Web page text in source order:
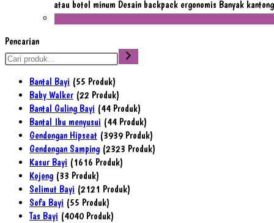
atau botol minum Desain backpack ergonomis Banyak
Pencarian
Bantal Bayi 55 Produk
Baby Walker 22 Produk
Bantal Guling Bayi
44 Produk
Bantal Ibu menyusui
44 Produk
Gendongan Hipseat 3939 Produk
Gendongan Samping 2323 Produk
Kasur Bayi
1616 Produk
Kojong 33 Produk
Selimut Bayi 2121 Produk
Sofa Bayi
55 Produk
Tas Bayi
4040 Produk